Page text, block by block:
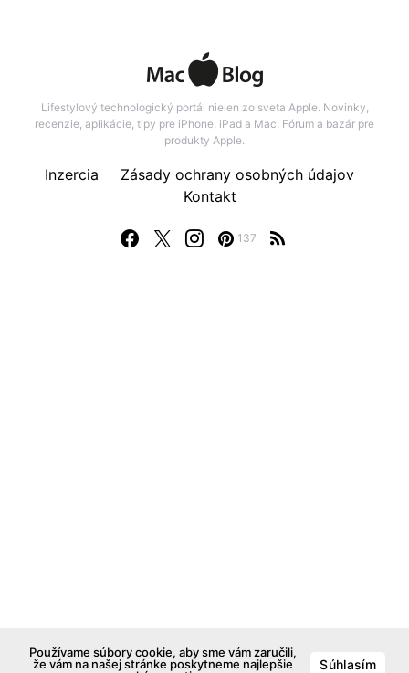
Lifestylový technologický portál nielen zo sveta Apple. Novinky,
recenzie, aplikácie, tipy pre iPhone, iPad a Mac. Fórum a bazár pre
produkty Apple.
137
Inzercia
Zásady ochrany osobných údajov
Kontakt
Používame súbory cookie, aby sme vám zaručili,
že vám na našej stránke poskytneme najlepšie
Súhlasím